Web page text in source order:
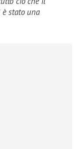
è stato una